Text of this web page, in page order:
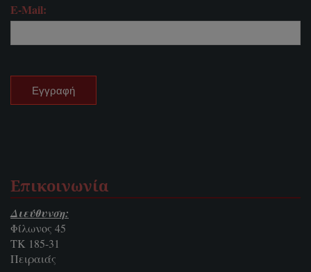
E-Mail:
Επικοινωνία
Διεύθυνση:
Φίλωνος 45
ΤΚ 185-31
Πειραιάς